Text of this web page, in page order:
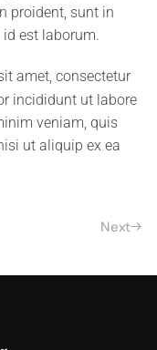
proident, sunt in
est laborum.
amet, consectetur
incididunt ut labore
veniam, quis
ut aliquip ex ea
Next